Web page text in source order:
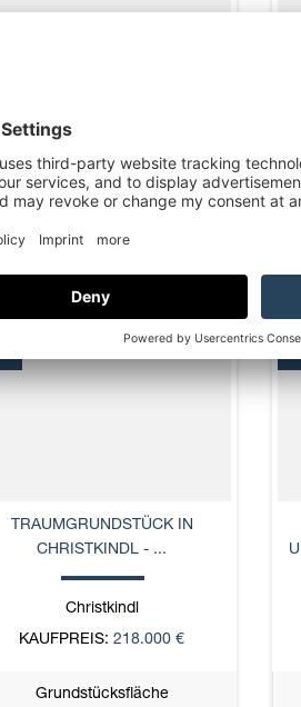
Vorderstoder
KAUFPREIS: 190.000 €
Grundstücksfläche
TRAUMGRUNDSTÜCK IN
CHRISTKINDL - ...
Christkindl
KAUFPREIS: 218.000 €
Grundstücksfläche